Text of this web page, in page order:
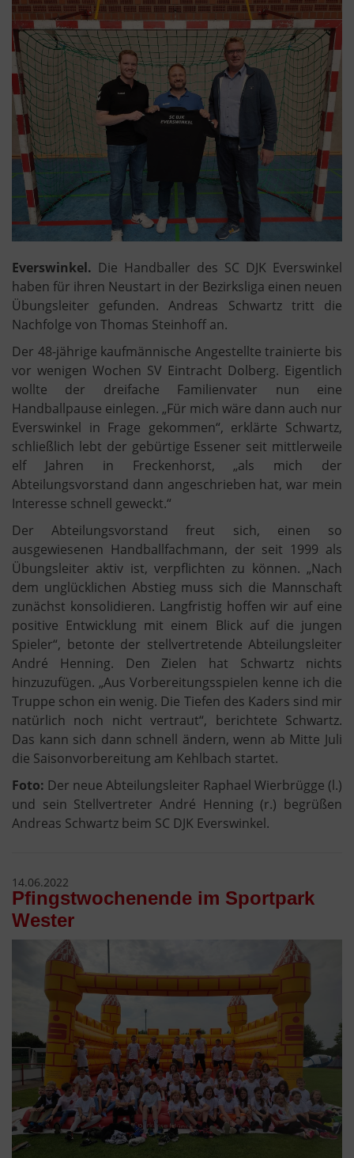
Everswinkel. Die Handballer des SC DJK Everswinkel
haben für ihren Neustart in der Bezirksliga einen neuen
Übungsleiter gefunden. Andreas Schwartz tritt die
Nachfolge von Thomas Steinhoff an.
Der 48-jährige kaufmännische Angestellte trainierte bis
vor wenigen Wochen SV Eintracht Dolberg. Eigentlich
wollte der dreifache Familienvater nun eine
Handballpause einlegen. „Für mich wäre dann auch nur
Everswinkel in Frage gekommen“, erklärte Schwartz,
schließlich lebt der gebürtige Essener seit mittlerweile
elf Jahren in Freckenhorst, „als mich der
Abteilungsvorstand dann angeschrieben hat, war mein
Interesse schnell geweckt.“
Der Abteilungsvorstand freut sich, einen so
ausgewiesenen Handballfachmann, der seit 1999 als
Übungsleiter aktiv ist, verpflichten zu können. „Nach
dem unglücklichen Abstieg muss sich die Mannschaft
zunächst konsolidieren. Langfristig hoffen wir auf eine
positive Entwicklung mit einem Blick auf die jungen
Spieler“, betonte der stellvertretende Abteilungsleiter
André Henning. Den Zielen hat Schwartz nichts
hinzuzufügen. „Aus Vorbereitungsspielen kenne ich die
Truppe schon ein wenig. Die Tiefen des Kaders sind mir
natürlich noch nicht vertraut“, berichtete Schwartz.
Das kann sich dann schnell ändern, wenn ab Mitte Juli
die Saisonvorbereitung am Kehlbach startet.
Foto: Der neue Abteilungsleiter Raphael Wierbrügge (l.)
und sein Stellvertreter André Henning (r.) begrüßen
Andreas Schwartz beim SC DJK Everswinkel.
14.06.2022
Pfingstwochenende im Sportpark
Wester